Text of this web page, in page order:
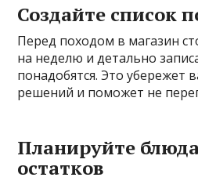
Создайте список
Перед походом в магазин
на неделю и детально
понадобятся. Это убережет
решений и поможет не
Планируйте
остатков